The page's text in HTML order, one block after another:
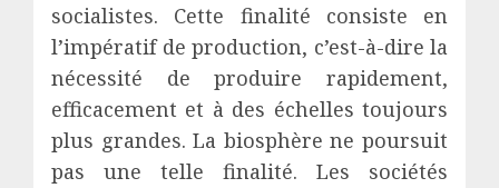
socialistes. Cette finalité consiste en
l’impératif de production, c’est-à-dire la
nécessité de produire rapidement,
efficacement et à des échelles toujours
plus grandes. La biosphère ne poursuit
pas une telle finalité. Les sociétés